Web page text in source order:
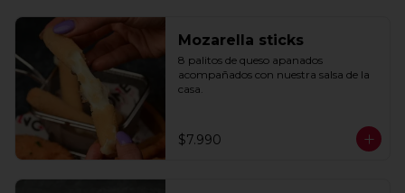
Mozarella sticks
8 palitos de queso apanados
acompañados con nuestra salsa de la
casa.
$7.990